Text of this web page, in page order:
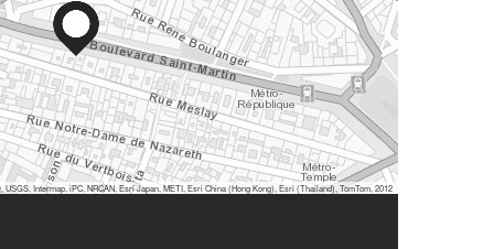
Intermap, iPC, NRCAN, Esri Japan, METI, Esri China (Hong Kong), Esri (Thailand), TomTom, 2012